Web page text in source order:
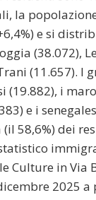
la
e si
(38.072),
(11.657). I
(19.882), i
e i
58,6%) dei
Culture in Via
2025